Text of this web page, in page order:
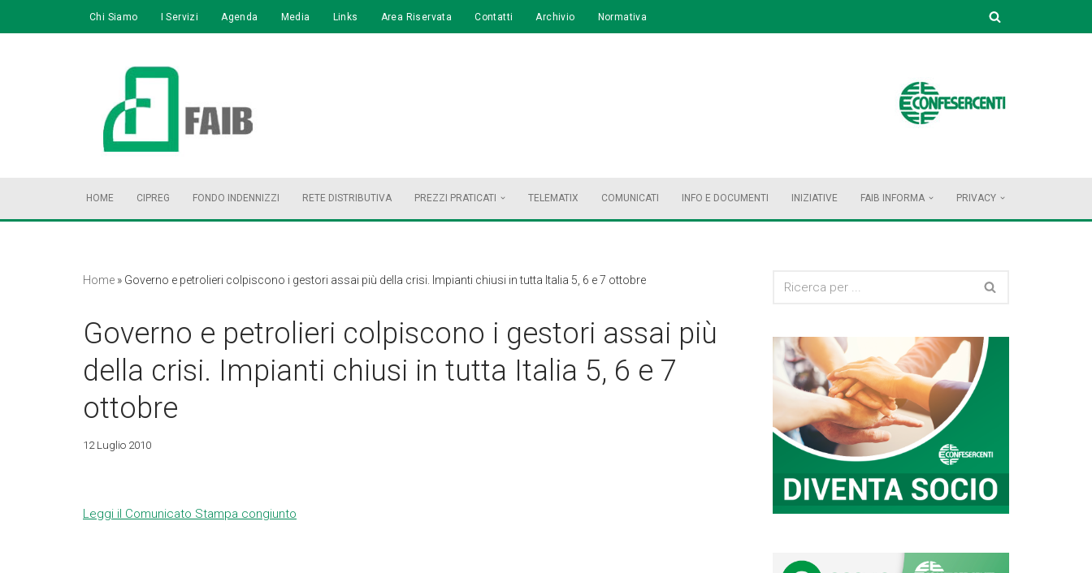
Chi Siamo I Servizi Agenda Media Links Area Riservata Contatti Archivio Normativa
HOME CIPREG FONDO INDENNIZZI RETE DISTRIBUTIVA PREZZI PRATICATI TELEMATIX COMUNICATI INFO E DOCUMENTI INIZIATIVE FAIB INFORMA PRIVACY
Home » Governo e petrolieri colpiscono i gestori assai più della crisi. Impianti chiusi in tutta Italia 5, 6 e 7 ottobre
Governo e petrolieri colpiscono i gestori assai più
della crisi. Impianti chiusi in tutta Italia 5, 6 e 7
ottobre
12 Luglio 2010
Leggi il Comunicato Stampa congiunto